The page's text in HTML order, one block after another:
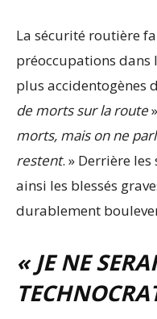
La sécurité routière
préoccupations dans
plus accidentogènes
de morts sur la route
morts, mais on ne
restent. » Derrière
ainsi les blessés
durablement
« JE NE